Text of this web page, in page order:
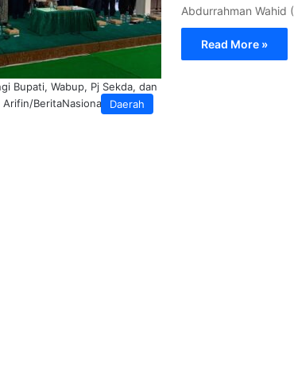
Daerah
Bupati, Wabup, Pj Sekda, dan
BeritaNasional.ID)
Abdurrahman Wahid
Read More »